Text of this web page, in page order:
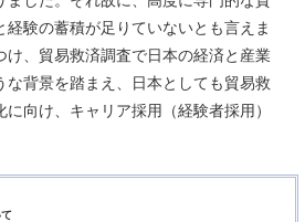
験の蓄積が足りていないとも言えま
け、貿易救済調査で日本の経済と産業
な背景を踏まえ、日本としても貿易救
向け、キャリア採用（経験者採用）